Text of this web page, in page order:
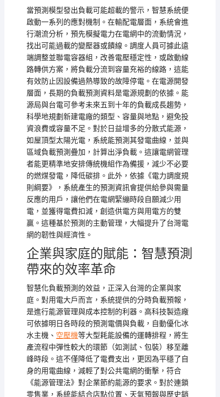
當預測模型發出負載可能超載的警示，智慧系統便
啟動一系列的應對機制。在輸配電層面，系統會進
行潮流分析，預先模擬電力在電網中的流動情況，
找出可能過載的變壓器或饋線。調度人員可據此遠
端調整並聯電容器組，改善電壓穩定性，或啟動線
路轉供方案，將負載分流到容量充裕的線路，這能
有效防止因設備過熱導致的故障停電。在電源開發
層面，長期的負載預測資料是電源規劃的依據。能
源局與台電可參考未來五到十年的負載成長趨勢，
科學地規劃新建電廠的類型、容量與地點，避免投
資浪費或容量不足。對於日益增多的分散式能源，
如屋頂型太陽光電，系統能預測其發電曲線，並與
區域負載預測疊加，計算出淨負載。這讓電網管理
者能更精準地安排傳統機組作為備援，減少不必要
的燃煤發電，降低碳排。此外，依據《電力調度規
則綱要》，系統產生的預測資訊會提供給參與需量
反應的用戶，讓他們在電網緊繃時段自願減少用
電，並獲得電費扣減，創造供電方與用電方的雙
贏。這種基於預測的主動管理，大幅提升了台灣電
網的韌性與經濟性。
企業與家庭的賦能：智慧預測
帶來的效率革命
智慧化負載預測的效益，正深入台灣的企業與家
庭。對用電大戶而言，系統提供的分時負載預報，
是進行能源管理與成本控制的利器。高科技製造廠
可依據明日各時段的預測電價與負載，自動優化冰
水主機、 空壓機等大型耗能設備的運轉排程，將生
產流程中彈性較大的環節（如測試、包裝）移至離
峰時段。這不僅降低了電費支出，更因為平穩了自
身的用電曲線，減輕了對公共電網的衝擊，符合
《能源管理法》對企業節約能源的要求。對於連鎖
零售業，系統能結合店點位置、天氣預報與歷史銷